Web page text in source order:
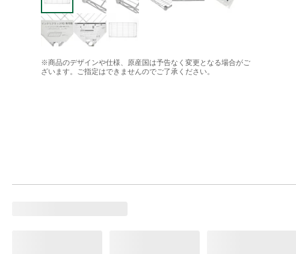
※商品のデザインや仕様、原産国は予告なく変更となる場合がご
ざいます。ご指定はできませんのでご了承ください。